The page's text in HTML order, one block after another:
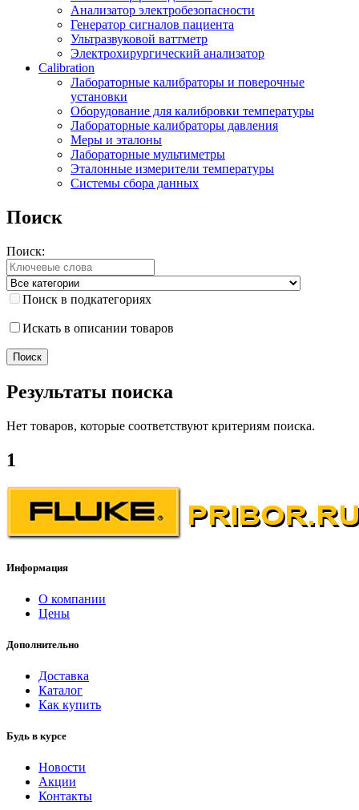
Анализатор электробезопасности
Генератор сигналов пациента
Ультразвуковой ваттметр
Электрохирургический анализатор
Calibration
Лабораторные калибраторы и поверочные
установки
Оборудование для калибровки температуры
Лабораторные калибраторы давления
Меры и эталоны
Лабораторные мультиметры
Эталонные измерители температуры
Системы сбора данных
Поиск
Поиск:
Поиск в подкатегориях
Искать в описании товаров
Результаты поиска
Нет товаров, которые соответствуют критериям поиска.
1
Информация
О компании
Цены
Дополнительно
Доставка
Каталог
Как купить
Будь в курсе
Новости
Акции
Контакты